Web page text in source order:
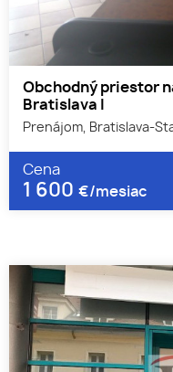
Obchodný priestor
Bratislava I
Prenájom, Bratislava-
Cena
1 600 €/mesiac